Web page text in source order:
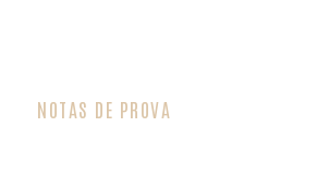
NOTAS DE PROVA